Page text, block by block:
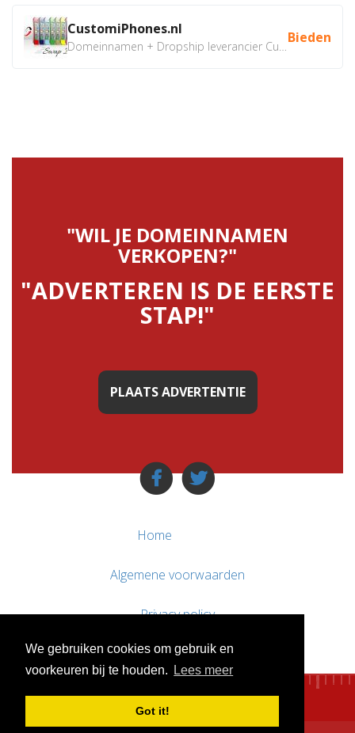
We gebruiken cookies om gebruik en
voorkeuren bij te houden.
Lees meer
Got it!
CustomiPhones.nl Bieden
"WIL JE DOMEINNAMEN
VERKOPEN?"
"ADVERTEREN IS DE EERSTE
STAP!"
PLAATS ADVERTENTIE
Home
Algemene voorwaarden
Privacy policy
Contact / Support